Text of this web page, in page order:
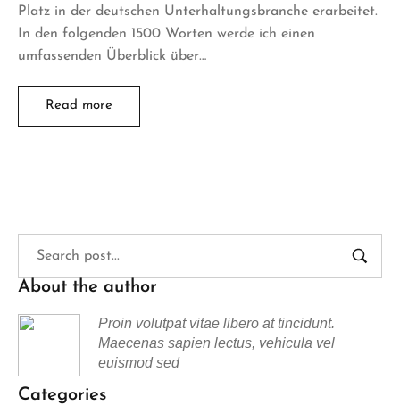
Platz in der deutschen Unterhaltungsbranche erarbeitet.
In den folgenden 1500 Worten werde ich einen
umfassenden Überblick über…
Read more
About the author
Proin volutpat vitae libero at tincidunt.
Maecenas sapien lectus, vehicula vel
euismod sed
Categories